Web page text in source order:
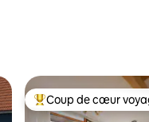
Coup de cœur
Coup de cœur